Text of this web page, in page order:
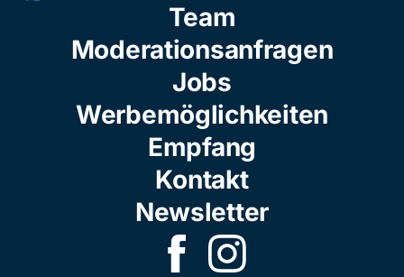
Team
Moderationsanfragen
Jobs
Werbemöglichkeiten
Empfang
Kontakt
Newsletter